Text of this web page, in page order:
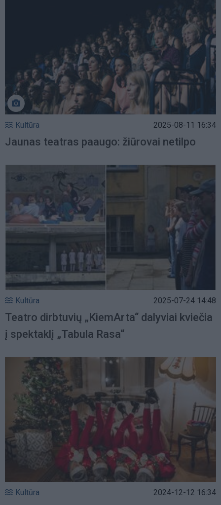
Kultūra 2025-08-11 16:34
Jaunas teatras paaugo: žiūrovai netilpo
Kultūra 2025-07-24 14:48
Teatro dirbtuvių „KiemArta“ dalyviai kviečia
į spektaklį „Tabula Rasa“
Kultūra 2024-12-12 16:34